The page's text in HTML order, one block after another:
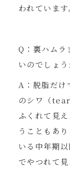
われています
Q：裏ハムラ
いのでしょう
A：脱脂だけ
のシワ（
ふくれて見
うこともあ
いる中年期
でやつれて